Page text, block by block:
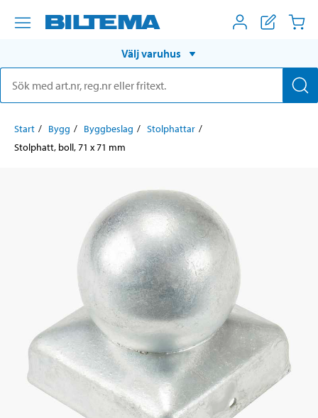
Välj varuhus
Start Bygg Byggbeslag
Stolphattar
Stolphatt, boll, 71 x 71 mm